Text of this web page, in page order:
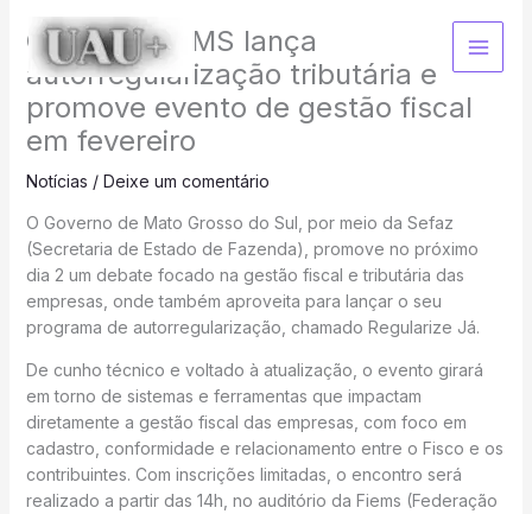
para
conteúdo
Governo de MS lança
autorregularização tributária e
promove evento de gestão fiscal
em fevereiro
Notícias / Deixe um comentário
O Governo de Mato Grosso do Sul, por meio da Sefaz
(Secretaria de Estado de Fazenda), promove no próximo
dia 2 um debate focado na gestão fiscal e tributária das
empresas, onde também aproveita para lançar o seu
programa de autorregularização, chamado Regularize Já.
De cunho técnico e voltado à atualização, o evento girará
em torno de sistemas e ferramentas que impactam
diretamente a gestão fiscal das empresas, com foco em
cadastro, conformidade e relacionamento entre o Fisco e os
contribuintes. Com inscrições limitadas, o encontro será
realizado a partir das 14h, no auditório da Fiems (Federação